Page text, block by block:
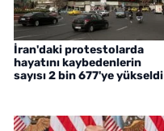
İran'daki protestolarda
hayatını kaybedenlerin
sayısı 2 bin 677'ye yükseldi